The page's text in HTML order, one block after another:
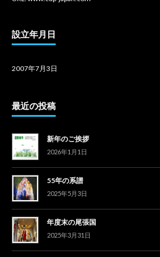
設立年月日
2007年7月3日
最近の投稿
新年のご挨拶
2026年1月1日
55年の系譜
2025年5月3日
年度末の尾張国
2025年3月31日